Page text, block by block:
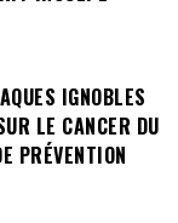
IGNOBLES
LE CANCER DU
PRÉVENTION